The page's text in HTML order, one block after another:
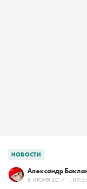
НОВОСТИ
Александр
8 ИЮНЯ 2017 Г.,